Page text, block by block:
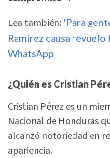
Lea también: 'Para
Ramírez causa
WhatsApp
¿Quién es Cristian
Cristian Pérez es un
Nacional de Honduras
alcanzó notoriedad en
apariencia.